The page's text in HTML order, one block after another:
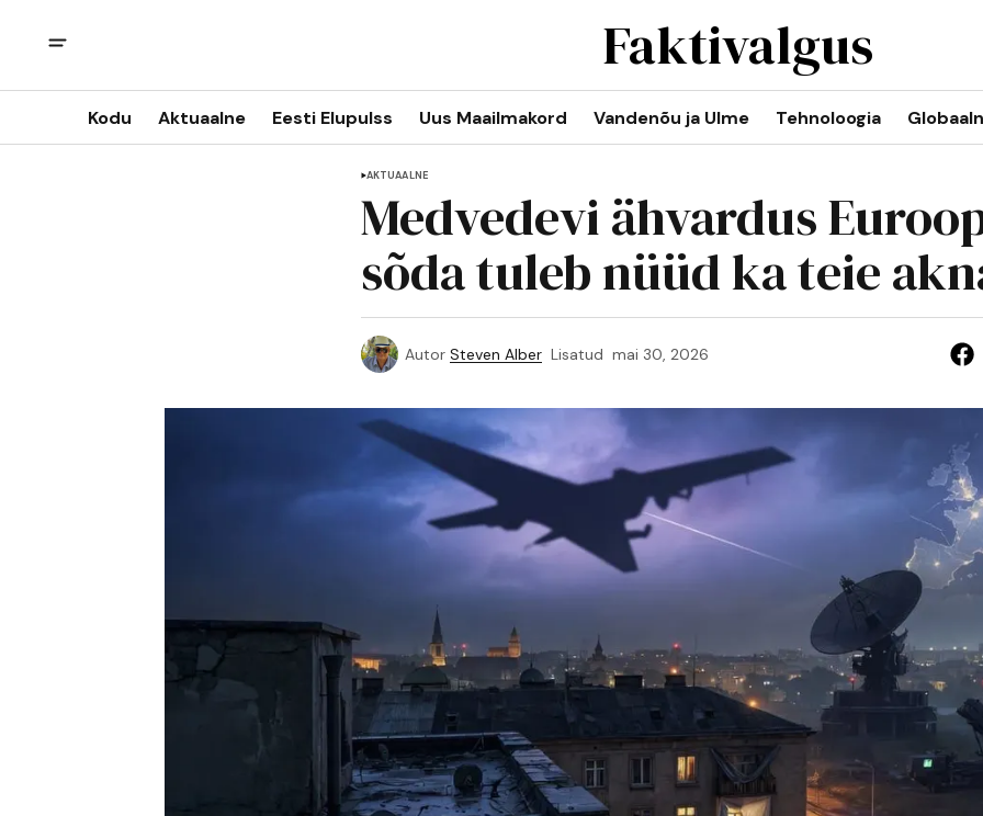
Faktivalgus
Kodu Aktuaalne Eesti Elupulss Uus Maailmakord Vandenõu ja Ulme Tehnoloogia
AKTUAALNE
Medvedevi ähvardus
sõda tuleb nüüd ka teie
Autor Steven Alber Lisatud mai 30, 2026